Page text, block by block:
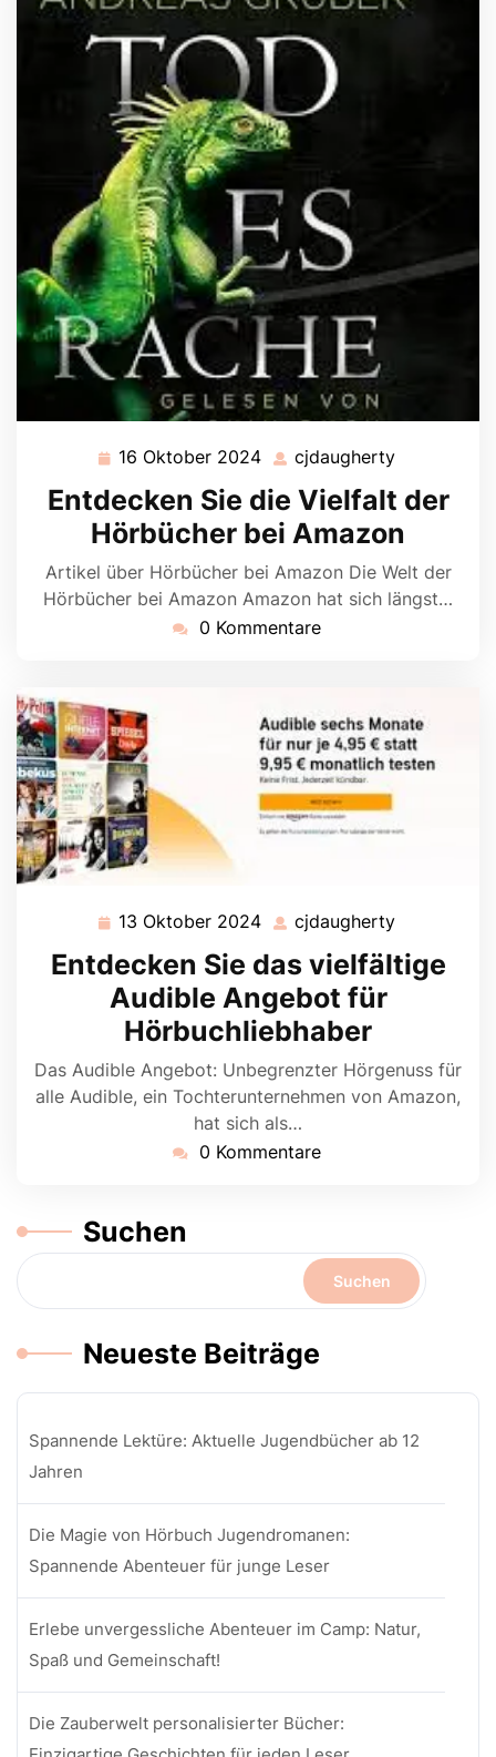
16 Oktober 2024 16
Oktober
2024
cjdaugherty
Entdecken Sie die Vielfalt der
Hörbücher bei Amazon
Artikel über Hörbücher bei Amazon Die Welt der
Hörbücher bei Amazon Amazon hat sich längst…
0 Kommentare
13 Oktober 2024 13
Oktober
2024
cjdaugherty
Entdecken Sie das vielfältige
Audible Angebot für
Hörbuchliebhaber
Das Audible Angebot: Unbegrenzter Hörgenuss für
alle Audible, ein Tochterunternehmen von Amazon,
hat sich als…
0 Kommentare
Suchen
Suchen
Neueste Beiträge
Spannende Lektüre: Aktuelle Jugendbücher ab 12
Jahren
Die Magie von Hörbuch Jugendromanen:
Spannende Abenteuer für junge Leser
Erlebe unvergessliche Abenteuer im Camp: Natur,
Spaß und Gemeinschaft!
Die Zauberwelt personalisierter Bücher: